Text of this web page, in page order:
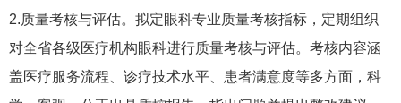
2.质量考核与评估。拟定眼科专业质量考核指标，定期组织
对全省各级医疗机构眼科进行质量考核与评估。考核内容涵
盖医疗服务流程、诊疗技术水平、患者满意度等多方面，科